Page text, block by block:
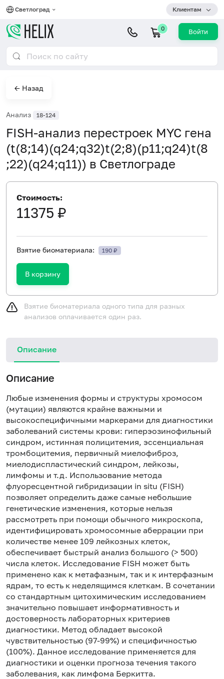
Светлоград Клиентам
0 Войти
← Назад
Анализ 18-124
FISH-анализ перестроек MYC гена
(t(8;14)(q24;q32)t(2;8)(p11;q24)t(8
;22)(q24;q11)) в Светлограде
Стоимость:
11375 ₽
Взятие биоматериала: 190 ₽
В корзину
Взятие биоматериала одного типа для разных
анализов оплачивается один раз.
Описание
Описание
Любые изменения формы и структуры хромосом
(мутации) являются крайне важными и
высокоспецифичными маркерами для диагностики
заболеваний системы крови: гиперэозинофильный
синдром, истинная полицитемия, эссенциальная
тромбоцитемия, первичный миелофиброз,
миелодиспластический синдром, лейкозы,
лимфомы и т.д. Использование метода
флуоресцентной гибридизации in situ (FISH)
позволяет определить даже самые небольшие
генетические изменения, которые нельзя
рассмотреть при помощи обычного микроскопа,
идентифицировать хромосомные аберрации при
количестве менее 109 лейкозных клеток,
обеспечивает быстрый анализ большого (> 500)
числа клеток. Исследование FISH может быть
применено как к метафазным, так и к интерфазным
ядрам, то есть к неделящимся клеткам. В сочетании
со стандартным цитохимическим исследованием
значительно повышает информативность и
достоверность лабораторных критериев
диагностики. Метод обладает высокой
чувствительностью (97-99%) и специфичностью
(100%). Данное исследование применяется для
диагностики и оценки прогноза течения такого
заболевания, как лимфома Беркитта.